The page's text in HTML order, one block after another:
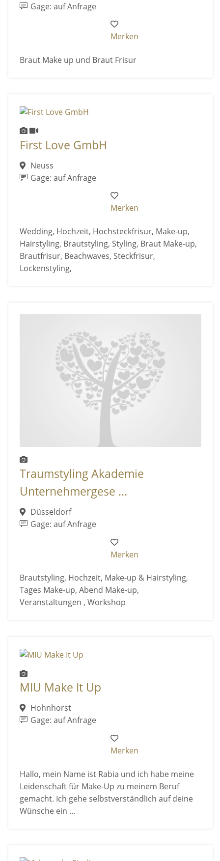
Gage: auf Anfrage
Merken
Braut Make up und Braut Frisur
First Love GmbH
Neuss
Gage: auf Anfrage
Merken
Wedding, Hochzeit, Hochsteckfrisur, Make-up,
Hairstyling, Brautstyling, Styling, Braut Make-up,
Brautfrisur, Beachwaves, Steckfrisur,
Lockenstyling,
Traumstyling Akademie
Unternehmergese ...
Düsseldorf
Gage: auf Anfrage
Merken
Brautstyling, Hochzeit, Make-up & Hairstyling,
Tages Make-up, Abend Make-up,
Veranstaltungen , Workshop
MIU Make It Up
Hohnhorst
Gage: auf Anfrage
Merken
Hallo, mein Name ist Rabia und ich habe meine
Leidenschaft für Make-Up zu meinem Beruf
gemacht. Ich gehe selbstverständlich auf deine
Wünsche ein ...